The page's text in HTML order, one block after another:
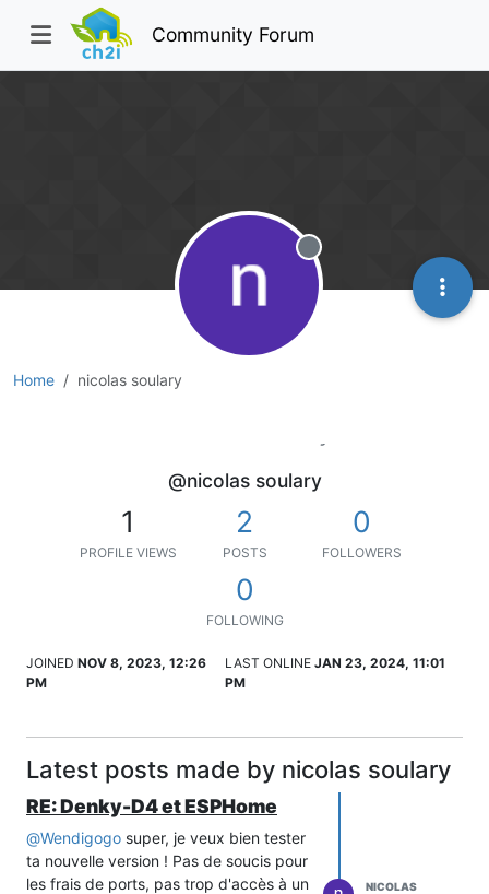
Community Forum
Home nicolas soulary
Offline
@nicolas soulary
1
PROFILE VIEWS
2
POSTS
0
FOLLOWERS
0
FOLLOWING
JOINED NOV 8, 2023, 12:26
PM
LAST ONLINE JAN 23, 2024, 11:01
PM
Latest posts made by nicolas soulary
RE: Denky-D4 et ESPHome
@Wendigogo super, je veux bien tester
ta nouvelle version ! Pas de soucis pour
les frais de ports, pas trop d'accès à un
NICOLAS